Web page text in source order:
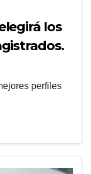
los
perfiles